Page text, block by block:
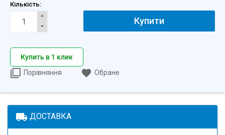
Кількість:
Купити
Купить в 1 клик
Порівняння
Обране
local_shipping ДОСТАВКА